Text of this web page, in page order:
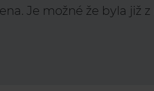
Je možné že byla již